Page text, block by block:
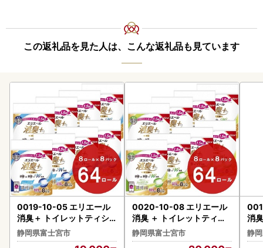
この返礼品を見た人は、こんな返礼品も見ています
0019-10-05 エリエール
消臭＋ トイレットティシ
ュー しっかり香るフレッ
シュクリアの香り コンパ
静岡県富士宮市
0020-10-08 エリエール
消臭 ＋ トイレットティシ
ュー ほのかに香るナチュ
ラルクリアの香り コンパ
静岡県富士宮市
消
ュ
シ
静